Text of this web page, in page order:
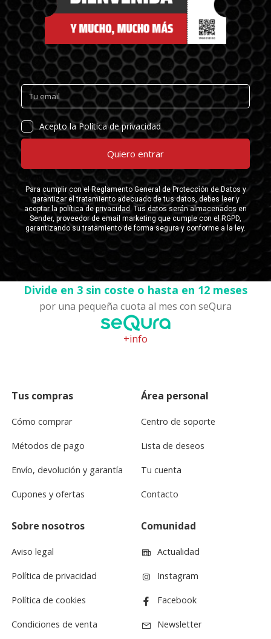
Divide en 3 sin coste o hasta en 12 meses
por una pequeña cuota al mes con seQura
+info
Tus compras
Cómo comprar
Métodos de pago
Envío, devolución y garantía
Cupones y ofertas
Área personal
Centro de soporte
Lista de deseos
Tu cuenta
Contacto
Sobre nosotros
Aviso legal
Política de privacidad
Política de cookies
Condiciones de venta
Comunidad
Actualidad
Instagram
Facebook
Newsletter